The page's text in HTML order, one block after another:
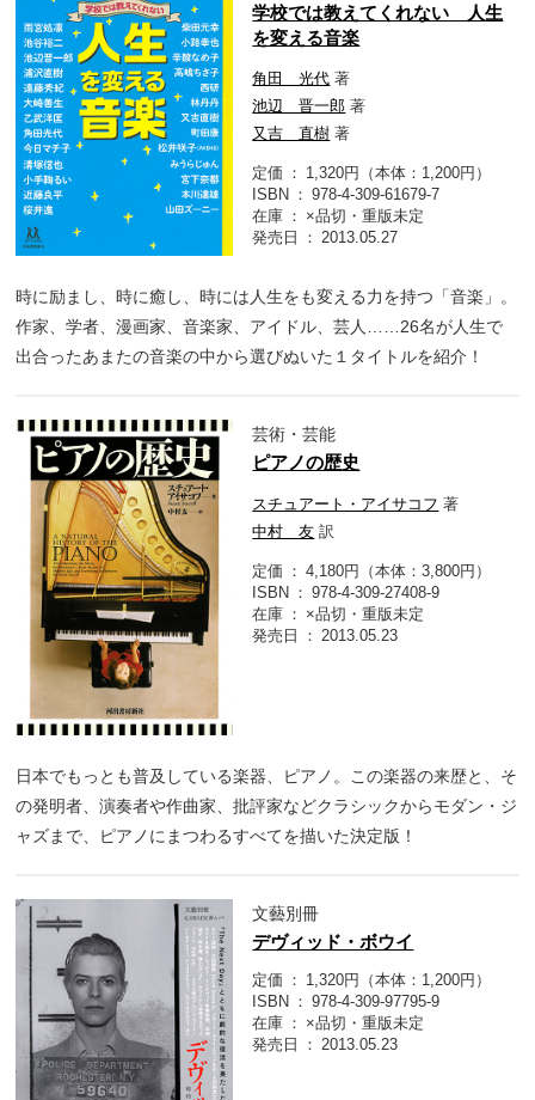
学校では教えてくれない 人生
を変える音楽
角田 光代 著
池辺 晋一郎 著
又吉 直樹 著
定価
1,320円（本体：1,200円）
ISBN
978-4-309-61679-7
在庫
×品切・重版未定
発売日
2013.05.27
時に励まし、時に癒し、時には人生をも変える力を持つ「音楽」。
作家、学者、漫画家、音楽家、アイドル、芸人……26名が人生で
出合ったあまたの音楽の中から選びぬいた１タイトルを紹介！
芸術・芸能
ピアノの歴史
スチュアート・アイサコフ 著
中村 友 訳
定価
4,180円（本体：3,800円）
ISBN
978-4-309-27408-9
在庫
×品切・重版未定
発売日
2013.05.23
日本でもっとも普及している楽器、ピアノ。この楽器の来歴と、そ
の発明者、演奏者や作曲家、批評家などクラシックからモダン・ジ
ャズまで、ピアノにまつわるすべてを描いた決定版！
文藝別冊
デヴィッド・ボウイ
定価
1,320円（本体：1,200円）
ISBN
978-4-309-97795-9
在庫
×品切・重版未定
発売日
2013.05.23